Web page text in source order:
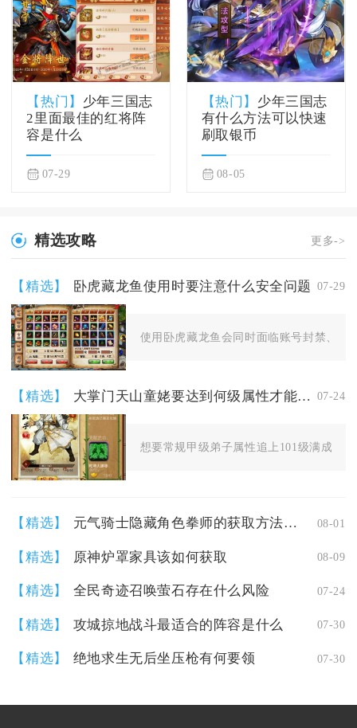
【热门】 少年三国志
2里面最佳的红将阵
容是什么
07-29
【热门】 少年三国志
有什么方法可以快速
刷取银币
08-05
精选攻略 更多->
【精选】 卧虎藏龙鱼使用时要注意什么安全问题 07-29
使用卧虎藏龙鱼会同时面临账号封禁、账
【精选】 大掌门天山童姥要达到何级属性才能追上 07-24
想要常规甲级弟子属性追上101级满成长
【精选】 元气骑士隐藏角色拳师的获取方法是什么 08-01
【精选】 原神炉罩家具该如何获取 08-09
【精选】 全民奇迹召唤萤石存在什么风险 07-24
【精选】 攻城掠地战斗最适合的阵容是什么 07-30
【精选】 绝地求生无后坐压枪有何要领 07-30